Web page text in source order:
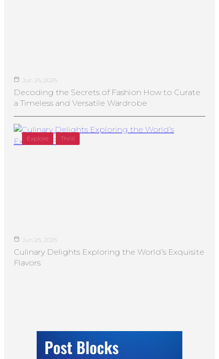
Jun 26, 2026
Decoding the Secrets of Fashion How to Curate
a Timeless and Versatile Wardrobe
Explore Thrill
Jun 26, 2026
Culinary Delights Exploring the World’s Exquisite
Flavors